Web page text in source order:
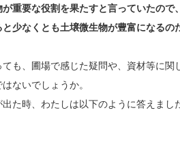
が重要な役割を果たすと言っていたの
と少なくとも土壌微生物が豊富になるの
ても、圃場で感じた疑問や、資材等に
ないでしょうか。
出た時、わたしは以下のように答えま